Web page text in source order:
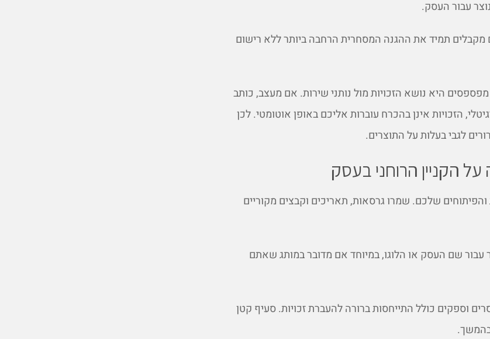
עבור העסק.
מקבלים תמיד את ההגנה המסחרית הרחבה ביותר ללא רישום
היא נושא הזכויות מול נותני שירות. אם מעצב, כותב
הזכויות אינן בהכרח עוברות אליכם באופן אוטומטי. לכן
לגבי בעלות על התוצרים.
הקניין הרוחני בעסק
שלכם. שמרו גרסאות, תאריכים וקבצים מקוריים
שם העסק או הלוגו, במיוחד אם מדובר במותג שאתם
וספקים כולל התייחסות ברורה להעברת זכויות. סעיף קטן
בהמשך.